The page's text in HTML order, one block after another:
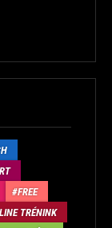
FREE
TRÉNINK